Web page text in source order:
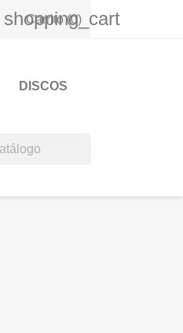
shopping_cart
Carrito (0)
DISCOS